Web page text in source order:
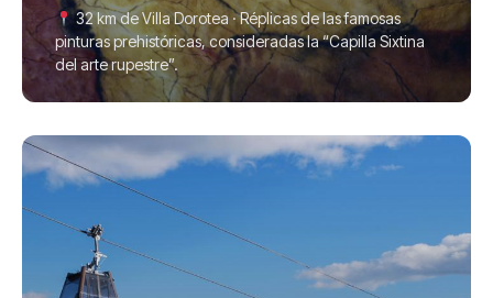
32 km de Villa Dorotea · Réplicas de las famosas
pinturas prehistóricas, consideradas la “Capilla Sixtina
del arte rupestre”.